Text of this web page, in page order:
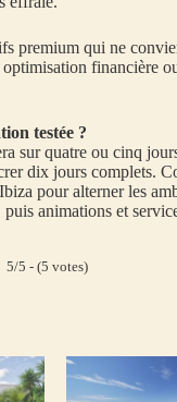
premium qui ne
financière
testée ?
sur quatre ou cinq
dix jours complets.
pour alterner les
animations et
5/5 - (5 votes)